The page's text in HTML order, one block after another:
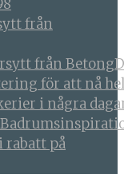
från
rabatt på